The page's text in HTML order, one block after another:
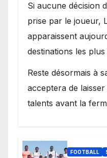
Si aucune décision
prise par le joueur,
apparaissent
destinations les
Reste désormais à
acceptera de
talents avant la
FOOTBALL